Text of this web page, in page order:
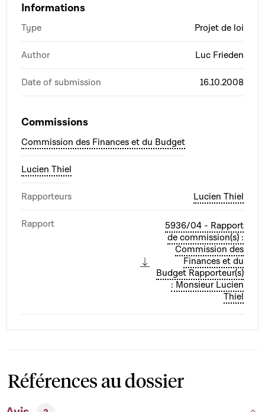
Informations
Type Projet de loi
Author Luc Frieden
Date of submission 16.10.2008
Commissions
Commission des Finances et du Budget
Lucien Thiel
Rapporteurs Lucien Thiel
Rapport
5936/04 - Rapport
de commission(s) :
Commission des
Finances et du
Budget Rapporteur(s)
: Monsieur Lucien
Thiel
Références au dossier